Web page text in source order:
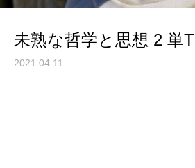
未熟な哲学と思想 2 単T
2021.04.11